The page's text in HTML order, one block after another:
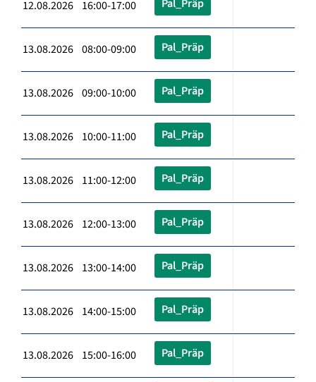
12.08.2026 16:00-17:00 Pal_Präp
13.08.2026 08:00-09:00 Pal_Präp
13.08.2026 09:00-10:00 Pal_Präp
13.08.2026 10:00-11:00 Pal_Präp
13.08.2026 11:00-12:00 Pal_Präp
13.08.2026 12:00-13:00 Pal_Präp
13.08.2026 13:00-14:00 Pal_Präp
13.08.2026 14:00-15:00 Pal_Präp
13.08.2026 15:00-16:00 Pal_Präp